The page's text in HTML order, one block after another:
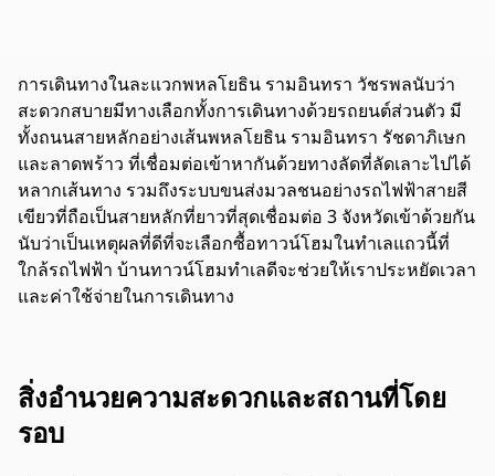
การเดินทางในละแวกพหลโยธิน รามอินทรา วัชรพลนับว่า
สะดวกสบายมีทางเลือกทั้งการเดินทางด้วยรถยนต์ส่วนตัว มี
ทั้งถนนสายหลักอย่างเส้นพหลโยธิน รามอินทรา รัชดาภิเษก
และลาดพร้าว ที่เชื่อมต่อเข้าหากันด้วยทางลัดที่ลัดเลาะไปได้
หลากเส้นทาง รวมถึงระบบขนส่งมวลชนอย่างรถไฟฟ้าสายสี
เขียวที่ถือเป็นสายหลักที่ยาวที่สุดเชื่อมต่อ 3 จังหวัดเข้าด้วยกัน
นับว่าเป็นเหตุผลที่ดีที่จะเลือกซื้อทาวน์โฮมในทำเลแถวนี้ที่
ใกล้รถไฟฟ้า บ้านทาวน์โฮมทำเลดีจะช่วยให้เราประหยัดเวลา
และค่าใช้จ่ายในการเดินทาง
สิ่งอำนวยความสะดวกและสถานที่โดย
รอบ